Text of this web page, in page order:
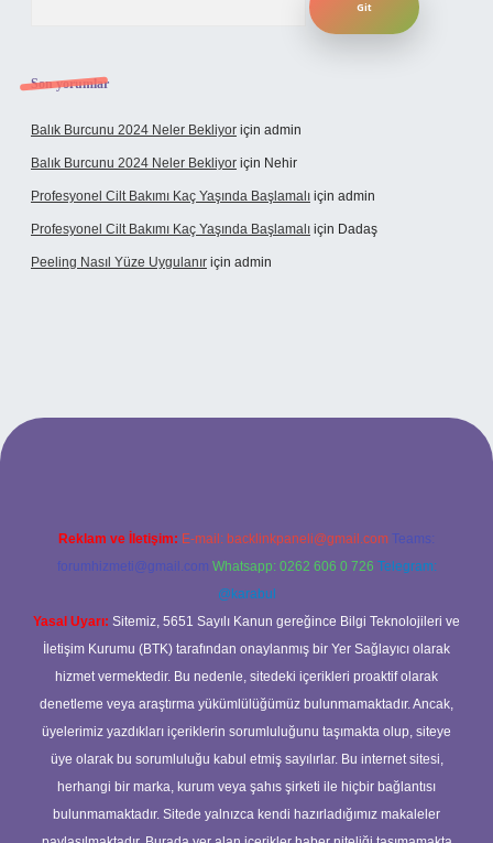
Son yorumlar
Balık Burcunu 2024 Neler Bekliyor için admin
Balık Burcunu 2024 Neler Bekliyor için Nehir
Profesyonel Cilt Bakımı Kaç Yaşında Başlamalı için admin
Profesyonel Cilt Bakımı Kaç Yaşında Başlamalı için Dadaş
Peeling Nasıl Yüze Uygulanır için admin
Reklam ve İletişim: E-mail: backlinkpaneli@gmail.com Teams:
forumhizmeti@gmail.com Whatsapp: 0262 606 0 726 Telegram:
@karabul
Yasal Uyarı: Sitemiz, 5651 Sayılı Kanun gereğince Bilgi Teknolojileri ve
İletişim Kurumu (BTK) tarafından onaylanmış bir Yer Sağlayıcı olarak
hizmet vermektedir. Bu nedenle, sitedeki içerikleri proaktif olarak
denetleme veya araştırma yükümlülüğümüz bulunmamaktadır. Ancak,
üyelerimiz yazdıkları içeriklerin sorumluluğunu taşımakta olup, siteye
üye olarak bu sorumluluğu kabul etmiş sayılırlar. Bu internet sitesi,
herhangi bir marka, kurum veya şahıs şirketi ile hiçbir bağlantısı
bulunmamaktadır. Sitede yalnızca kendi hazırladığımız makaleler